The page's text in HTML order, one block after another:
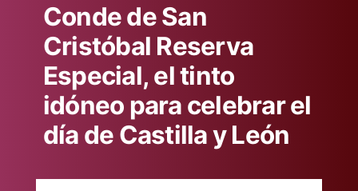
Conde de San
Cristóbal Reserva
Especial, el tinto
idóneo para celebrar el
día de Castilla y León